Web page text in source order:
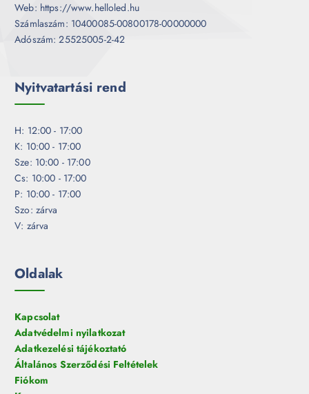
Web: https://www.helloled.hu
Számlaszám: 10400085-00800178-00000000
Adószám: 25525005-2-42
Nyitvatartási rend
H: 12:00 - 17:00
K: 10:00 - 17:00
Sze: 10:00 - 17:00
Cs: 10:00 - 17:00
P: 10:00 - 17:00
Szo: zárva
V: zárva
Oldalak
Kapcsolat
Adatvédelmi nyilatkozat
Adatkezelési tájékoztató
Általános Szerződési Feltételek
Fiókom